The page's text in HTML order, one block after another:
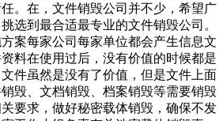
。在，文件销毁公司并不少，希望广
选到最合适最专业的文件销毁公司。
案每家公司每家单位都会产生信息文
料在使用过后，没有价值的时候都是
件虽然是没有了价值，但是文件上面
毁、文档销毁、档案销毁等需要销毁
要求，做好秘密载体销毁，确保不发